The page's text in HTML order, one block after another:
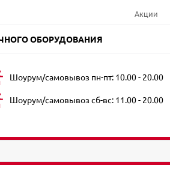
Акции
ОБОРУДОВАНИЯ
Шоурум/самовывоз пн-пт: 10.00 - 20.00
Шоурум/самовывоз сб-вс: 11.00 - 20.00